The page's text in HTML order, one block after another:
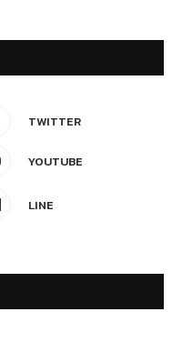
TWITTER
YOUTUBE
LINE